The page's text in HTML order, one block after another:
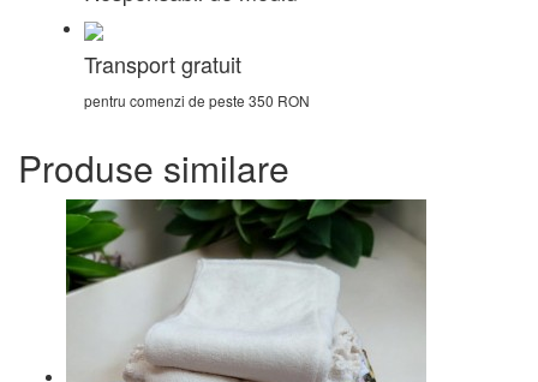
Transport gratuit
pentru comenzi de peste 350 RON
Produse similare